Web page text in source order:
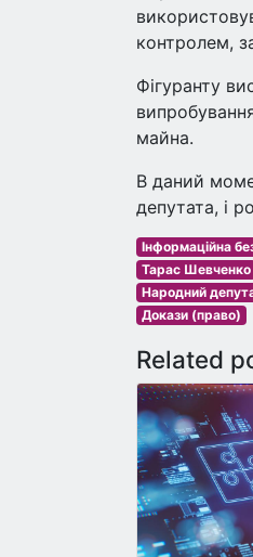
контролем,
Фігуранту
майна.
В даний
депутата, і
Інформаційна
Тарас Шевченко
Народний
Докази (право)
Related